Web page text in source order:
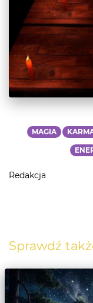
MAGIA
Redakcja
Sprawdź